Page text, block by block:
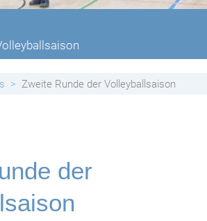
Zweite Runde der Volleyballsaison
der